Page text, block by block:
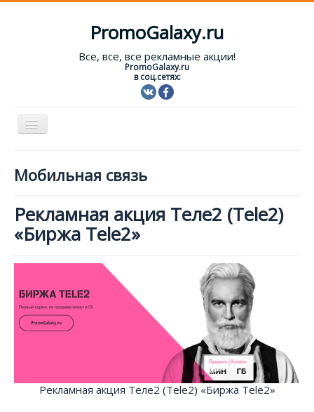
PromoGalaxy.ru
Все, все, все рекламные акции!
PromoGalaxy.ru
в соц.сетях:
Включить/
Форум
Помощь
Мобильная связь
Рекламная акция Теле2 (Tele2)
«Биржа Tele2»
Рекламная акция Теле2 (Tele2) «Биржа Tele2»